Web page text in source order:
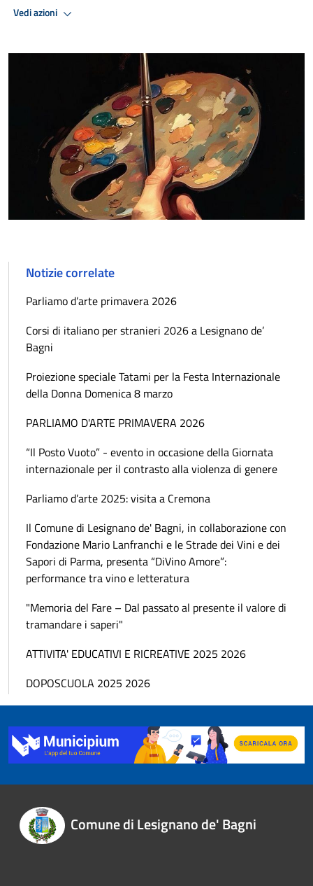
Vedi azioni
Notizie correlate
Parliamo d’arte primavera 2026
Corsi di italiano per stranieri 2026 a Lesignano de’
Bagni
Proiezione speciale Tatami per la Festa Internazionale
della Donna Domenica 8 marzo
PARLIAMO D'ARTE PRIMAVERA 2026
“Il Posto Vuoto” - evento in occasione della Giornata
internazionale per il contrasto alla violenza di genere
Parliamo d’arte 2025: visita a Cremona
Il Comune di Lesignano de' Bagni, in collaborazione con
Fondazione Mario Lanfranchi e le Strade dei Vini e dei
Sapori di Parma, presenta “DiVino Amore”:
performance tra vino e letteratura
"Memoria del Fare – Dal passato al presente il valore di
tramandare i saperi"
ATTIVITA' EDUCATIVI E RICREATIVE 2025 2026
DOPOSCUOLA 2025 2026
Comune di Lesignano de' Bagni